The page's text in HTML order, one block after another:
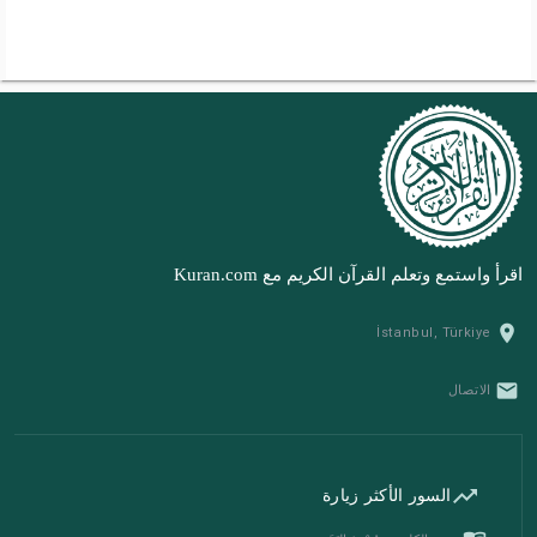
اقرأ واستمع وتعلم القرآن الكريم مع Kuran.com
location_on
email الاتصال
trending_up السور الأكثر زيارة